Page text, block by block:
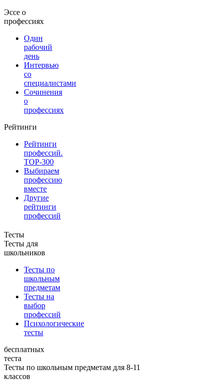
Эссе о
профессиях
Один
рабочий
день
Интервью
со
специалистами
Сочинения
о
профессиях
Рейтинги
Рейтинги
профессий.
TOP-300
Выбираем
профессию
вместе
Другие
рейтинги
профессий
Тесты
Тесты для
школьников
Тесты по
школьным
предметам
Тесты на
выбор
профессий
Психологические
тесты
бесплатных
теста
Тесты по школьным предметам для 8-11
классов